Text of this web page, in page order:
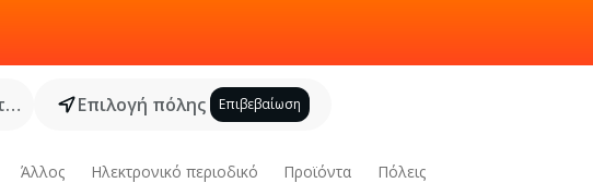
Επιλογή πόλης Επιβεβαίωση
Άλλος Ηλεκτρονικό περιοδικό Προϊόντα Πόλεις